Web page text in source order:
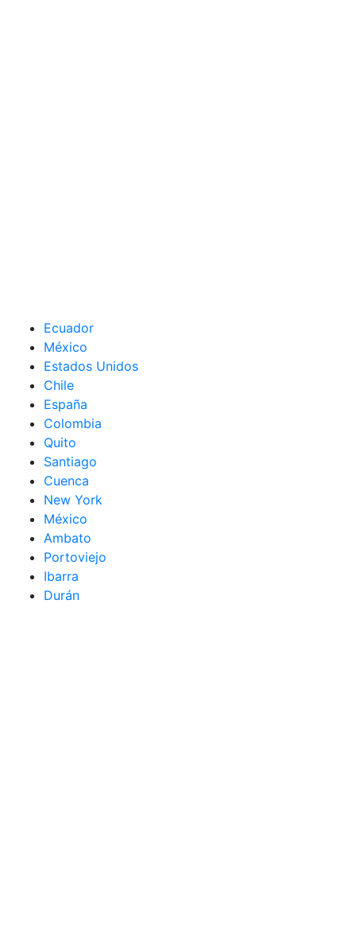
Ecuador
México
Estados Unidos
Chile
España
Colombia
Quito
Santiago
Cuenca
New York
México
Ambato
Portoviejo
Ibarra
Durán